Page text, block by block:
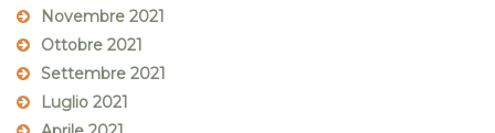
Novembre 2021
Ottobre 2021
Settembre 2021
Luglio 2021